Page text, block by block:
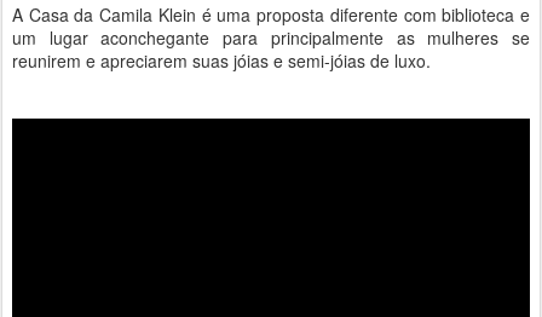
A Casa da Camila Klein é uma proposta diferente com biblioteca e
um lugar aconchegante para principalmente as mulheres se
reunirem e apreciarem suas jóias e semi-jóias de luxo.